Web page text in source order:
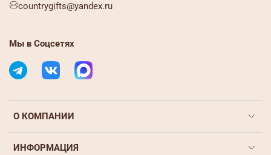
О КОМПАНИИ
ИНФОРМАЦИЯ
countrygifts@yandex.ru
Мы в Соцсетях